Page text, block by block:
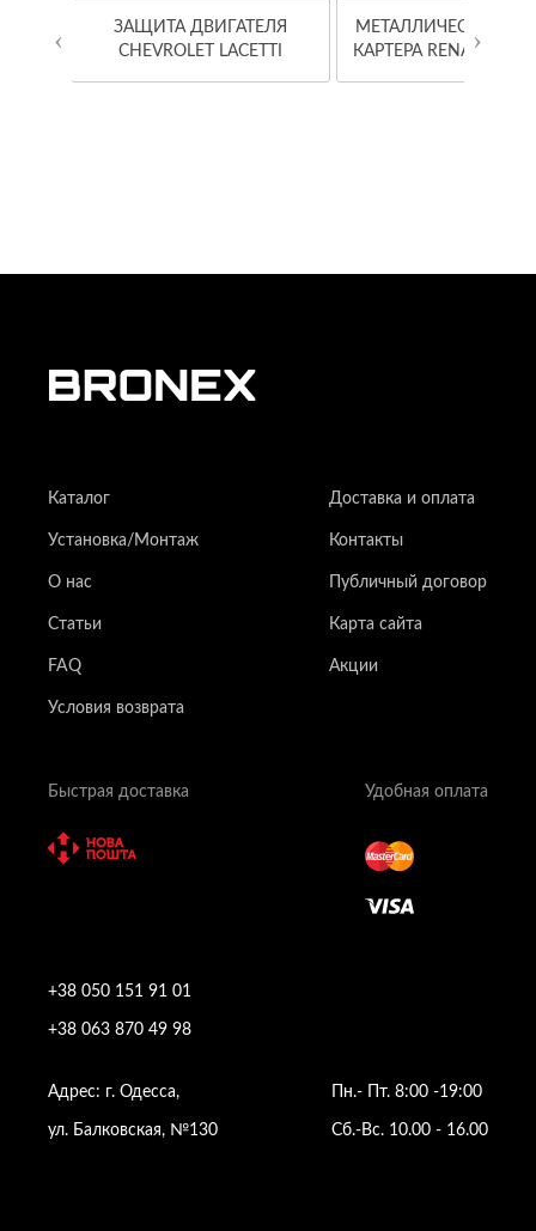
ЗАЩИТА ДВИГАТЕЛЯ
CHEVROLET LACETTI
МЕТАЛЛИЧЕСКАЯ
КАРТЕРА RENAULT
‹ ›
+38 050 151 91 01
+38 063 870 49 98
Пн.- Пт. 8:00 -19:00
Сб.-Вс. 10.00 - 16.00
Адрес: г. Одесса,
ул. Балковская, №130
Каталог Доставка и оплата
Установка/Монтаж Контакты
О нас Публичный договор
Статьи Карта сайта
FAQ Акции
Условия возврата
Быстрая доставка Удобная оплата